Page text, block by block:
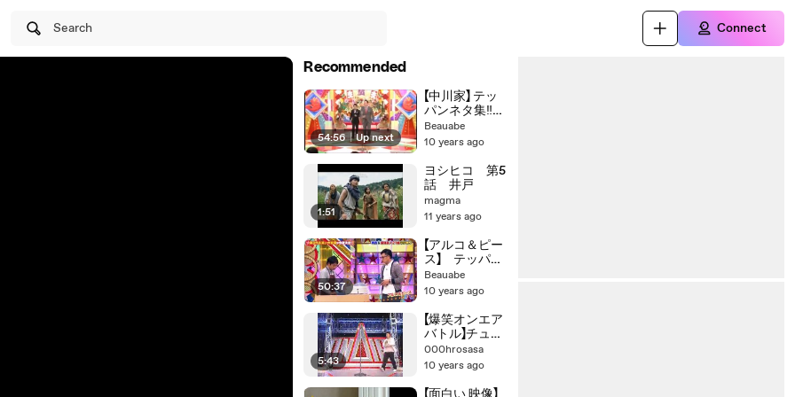
Search Connect
Recommended
54:56 | Up next
【中川家】 テッ
パンネタ集‼
10つ
Beauabe
10 years ago
1:51
ヨシヒコ 第5
話 井戸
magma
11 years ago
50:37
【アルコ＆ピー
ス】 テッパン
ネタ集‼ 10つ
Beauabe
10 years ago
5:43
【爆笑オンエア
バトル】チュー
トリアル「〇〇
を怖い話風に
【オンバト・お
000hrosasa
10 years ago